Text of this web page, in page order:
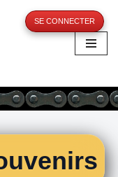
SE CONNECTER